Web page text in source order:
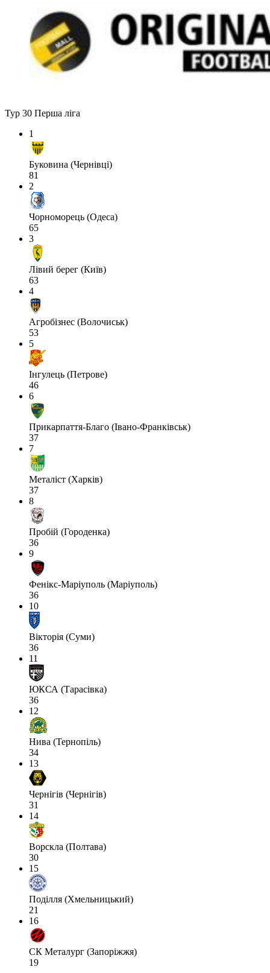
Тур 30 Перша ліга
1
Буковина (Чернівці)
81
2
Чорноморець (Одеса)
65
3
Лівий берег (Київ)
63
4
Агробізнес (Волочиськ)
53
5
Інгулець (Петрове)
46
6
Прикарпаття-Благо (Івано-Франківськ)
37
7
Металіст (Харків)
37
8
Пробій (Городенка)
36
9
Фенікс-Маріуполь (Маріуполь)
36
10
Вікторія (Суми)
36
11
ЮКСА (Тарасівка)
36
12
Нива (Тернопіль)
34
13
Чернігів (Чернігів)
31
14
Ворскла (Полтава)
30
15
Поділля (Хмельницький)
21
16
СК Металург (Запоріжжя)
19